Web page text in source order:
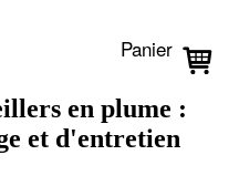
Panier
en plume :
et d'entretien